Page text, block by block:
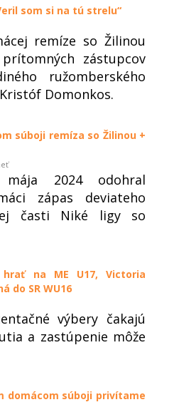
som si na tú strelu“
remíze so Žilinou
zástupcov
ružomberského
Domonkos.
súboji remíza so Žilinou +
2024 odohral
zápas deviateho
časti Niké ligy so
na ME U17, Victoria
do SR WU16
výbery čakajú
a zastúpenie môže
domácom súboji privítame